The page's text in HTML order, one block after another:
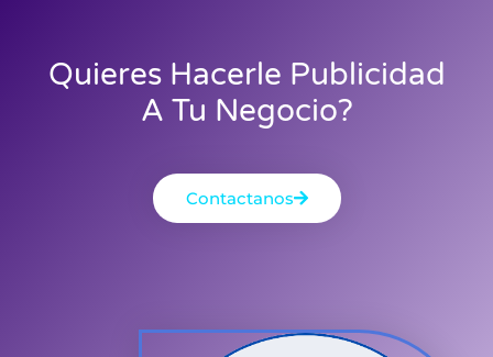
Quieres Hacerle Publicidad
A Tu Negocio?
Contactanos